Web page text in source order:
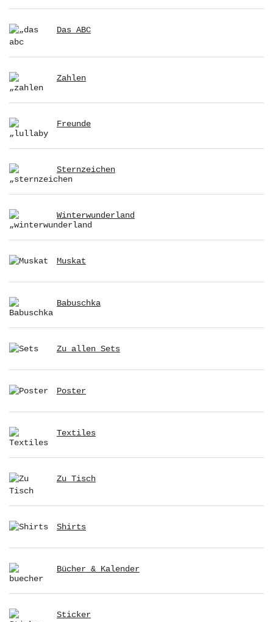
Das ABC
Zahlen
Freunde
Sternzeichen
Winterwunderland
Muskat
Babuschka
Zu allen Sets
Poster
Textiles
Zu Tisch
Shirts
Bücher & Kalender
Sticker